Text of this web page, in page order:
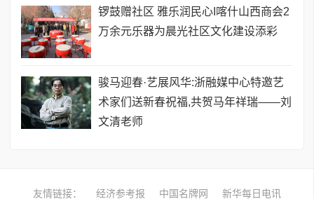
锣鼓赠社区 雅乐润民心I喀什山西商会2
万余元乐器为晨光社区文化建设添彩
骏马迎春·艺展风华:浙融媒中心特邀艺
术家们送新春祝福,共贺马年祥瑞——刘
文清老师
友情链接： 经济参考报 中国名牌网 新华每日电讯